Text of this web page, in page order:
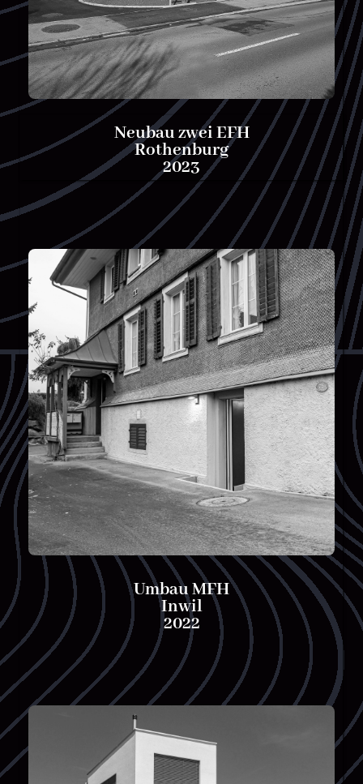
Neubau zwei EFH
Rothenburg
2023
Umbau MFH
Inwil
2022